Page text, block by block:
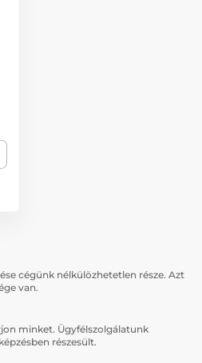
cégünk nélkülözhetetlen része. Azt
van.
minket. Ügyfélszolgálatunk
részesült.